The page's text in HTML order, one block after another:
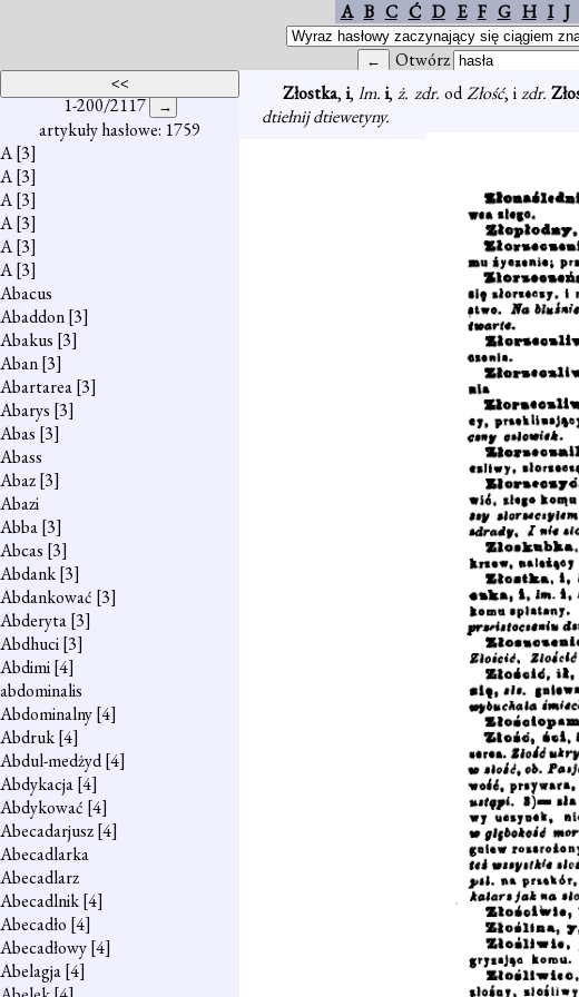
A B C Ć D E F G H I J
Otwórz
1-200/2117
artykuły hasłowe: 1759
A[3]
A[3]
A[3]
A[3]
A[3]
A[3]
Abacus
Abaddon[3]
Abakus [3]
Aban[3]
Abartarea[3]
Abarys [3]
Abas [3]
Abass
Abaz[3]
Abazi
Abba[3]
Abcas [3]
Abdank[3]
Abdankować [3]
Abderyta[3]
Abdhuci[3]
Abdimi[4]
abdominalis
Abdominalny[4]
Abdruk[4]
Abdul-medżyd[4]
Abdykacja[4]
Abdykować [4]
Abecadarjusz[4]
Abecadlarka
Abecadlarz
Abecadlnik[4]
Abecadło [4]
Abecadłowy[4]
Abelagja[4]
Złostka,i,lm.i,ż. zdr. odZłość, izdr.
dtiełnij dtiewetyny.